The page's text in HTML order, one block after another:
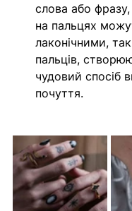
слова або
на пальцях
лаконічними,
пальців,
чудовий спосіб
почуття.